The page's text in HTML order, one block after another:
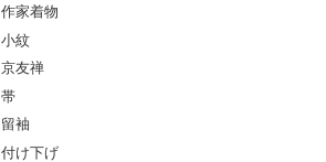
作家着物
小紋
京友禅
帯
留袖
付け下げ